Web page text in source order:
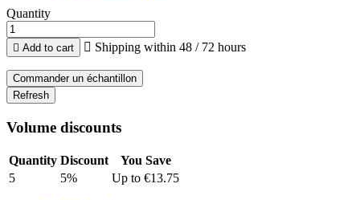
Quantity
 Add to cart  Shipping within 48 / 72 hours
Commander un échantillon
Volume discounts
Quantity Discount
You Save
5
5% Up to €13.75